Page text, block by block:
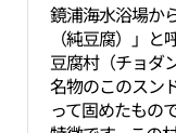
鏡浦海水浴場か
（純豆腐）」
豆腐村（チョダ
名物のこのスン
って固めたもの